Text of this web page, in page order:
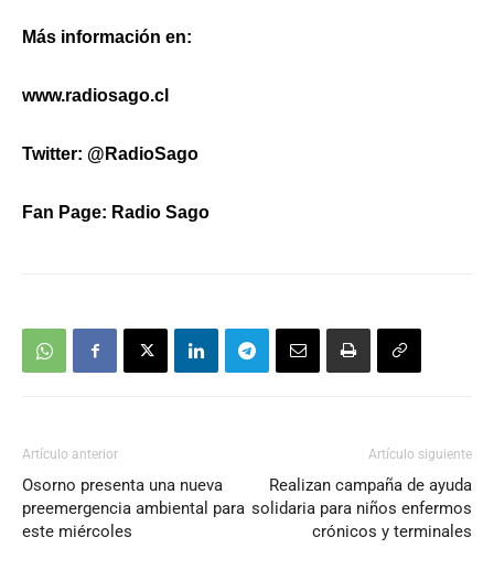
Más información en:
www.radiosago.cl
Twitter: @RadioSago
Fan Page: Radio Sago
Artículo anterior
Osorno presenta una nueva
preemergencia ambiental para
este miércoles
Artículo siguiente
Realizan campaña de ayuda
solidaria para niños enfermos
crónicos y terminales